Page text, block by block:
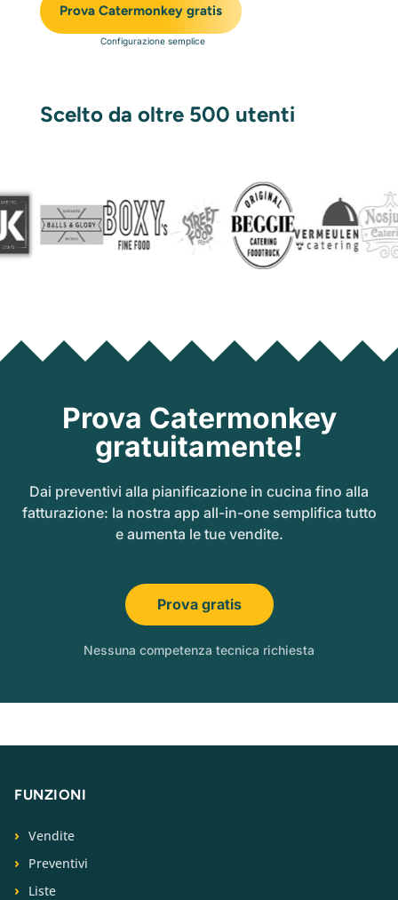
Prova Catermonkey gratis
Configurazione semplice
Scelto da oltre 500 utenti
Prova Catermonkey
gratuitamente!
Dai preventivi alla pianificazione in cucina fino alla
fatturazione: la nostra app all-in-one semplifica tutto
e aumenta le tue vendite.
Prova gratis
Nessuna competenza tecnica richiesta
FUNZIONI
Vendite
Preventivi
Liste